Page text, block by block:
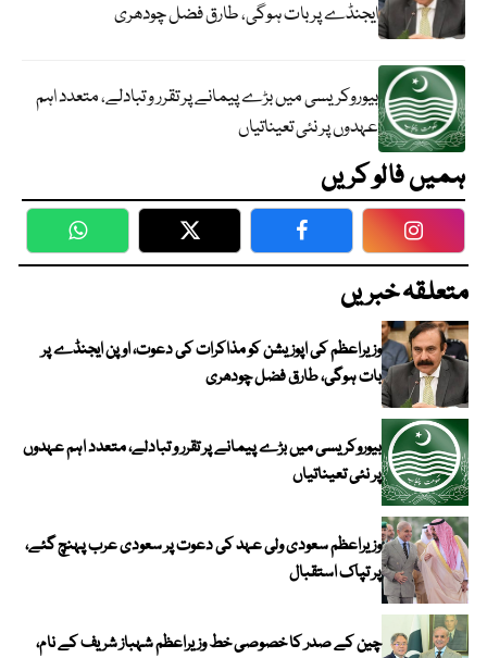
ایجنڈے پر بات ہوگی، طارق فضل چودھری
بیوروکریسی میں بڑے پیمانے پر تقرر و تبادلے، متعدد اہم
عہدوں پر نئی تعیناتیاں
ہمیں فالو کریں
WhatsApp Twitter Facebook
متعلقہ خبریں
وزیراعظم کی اپوزیشن کو مذاکرات کی دعوت، اوپن ایجنڈے پر
بات ہوگی، طارق فضل چودھری
بیوروکریسی میں بڑے پیمانے پر تقرر و تبادلے، متعدد اہم عہدوں
پر نئی تعیناتیاں
وزیراعظم سعودی ولی عہد کی دعوت پر سعودی عرب پہنچ گئے،
پر تپاک استقبال
چین کے صدر کا خصوصی خط وزیراعظم شہباز شریف کے نام،